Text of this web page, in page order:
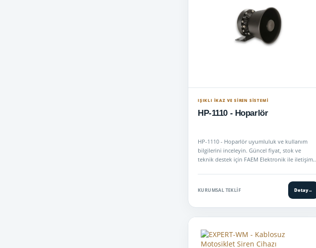
IŞIKLI İKAZ VE SİREN SİSTEMİ
HP-1110 - Hoparlör
HP-1110 - Hoparlör uyumluluk ve kullanım
bilgilerini inceleyin. Güncel fiyat, stok ve
teknik destek için FAEM Elektronik ile iletişime
KURUMSAL TEKLIF Detay→